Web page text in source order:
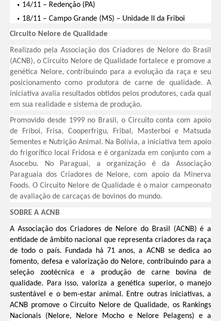
14/11 – Redenção (PA)
18/11 – Campo Grande (MS) – Unidade II da Friboi
Circuito Nelore de Qualidade
Realizado pela Associação dos Criadores de Nelore do Brasil
(ACNB), o Circuito Nelore de Qualidade fortalece e promove a
genética Nelore, contribuindo para a evolução da raça e seu
posicionamento como produtora de carne de qualidade. A
iniciativa avalia resultados obtidos pelos produtores, cada qual
em sua realidade e sistema de produção.
Promovido desde 1999 no Brasil, o Circuito conta com apoio
de Friboi, Frisa, Cooperfrigu, Fribal, Masterboi e Matsuda
Sementes e Nutrição Animal. Na Bolívia, a iniciativa tem apoio
do frigorífico local Fridosa e é organizada em conjunto com a
Asocebu. No Paraguai, a organização é da Associação
Paraguaia dos Criadores de Nelore, com apoio da Minerva
Foods. O Circuito Nelore de Qualidade é o maior campeonato
de avaliação de carcaças de bovinos do mundo.
SOBRE A ACNB
A Associação dos Criadores de Nelore do Brasil (ACNB) é a
entidade de âmbito nacional que representa criadores da raça
de todo o país. Fundada há 71 anos, a ACNB se dedica ao
fomento, defesa e valorização do Nelore, contribuindo para a
seleção zootécnica e a produção de carne bovina de
qualidade. Para isso, valoriza a genética superior, o manejo
sustentável e o bem-estar animal. Entre outras iniciativas, a
ACNB promove o Circuito Nelore de Qualidade, os Rankings
Nacionais (Nelore, Nelore Mocho e Nelore Pelagens) e a